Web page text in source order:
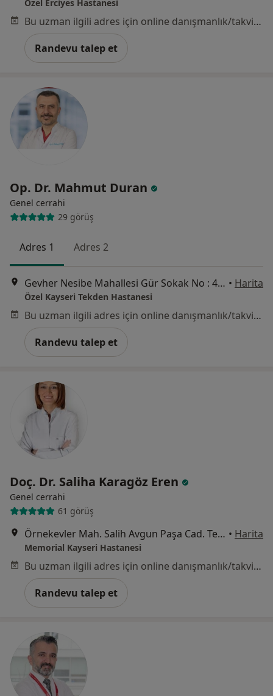
Özel Erciyes Hastanesi
Bu uzman ilgili adres için online danışmanlık/takvim sunmuyor.
Randevu talep et
Op. Dr. Mahmut Duran
Genel cerrahi
29 görüş
Adres 1 Adres 2
Gevher Nesibe Mahallesi Gür Sokak No : 4, Kayseri • Harita
Özel Kayseri Tekden Hastanesi
Bu uzman ilgili adres için online danışmanlık/takvim sunmuyor.
Randevu talep et
Doç. Dr. Saliha Karagöz Eren
Genel cerrahi
61 görüş
Örnekevler Mah. Salih Avgun Paşa Cad. Temizel Sok. No: 13 38010, Kocasinan • Harita
Memorial Kayseri Hastanesi
Bu uzman ilgili adres için online danışmanlık/takvim sunmuyor.
Randevu talep et